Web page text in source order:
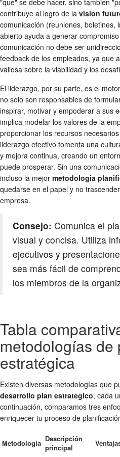
contribuye al logro de la vision
comunicación (reuniones, boletines,
abierto ayuda a generar
comunicación no debe ser
feedback de los empleados, ya que
valiosa sobre la viabilidad y los
El liderazgo, por su parte, es el
no solo son responsables de
inspirar, motivar y empoderar a sus
implica modelar los valores de la
proporcionar los recursos
liderazgo efectivo fomenta una
y mejora continua, creando un
puede prosperar. Sin una
incluso la mejor metodologia
quedarse en el papel y no
empresa.
Consejo: Comunica el
visual y concisa. Utiliza
ejecutivos y
sea más fácil de
los miembros de la
Tabla
metodologías de
estratégica
Existen diversas metodologías que
desarrollo plan estrategico, cada
continuación, comparamos tres
enriquecer tu proceso de
Metodología Descripción
principal